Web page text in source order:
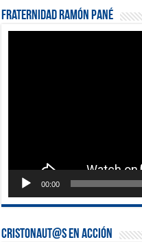
Fraternidad Ramón Pané
00:00
Cristonaut@s en Acción